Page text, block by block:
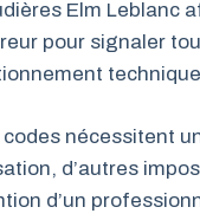
Elm Leblanc
pour signaler
technique
nécessitent
d’autres
d’un